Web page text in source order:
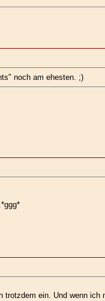
noch am ehesten. ;)
trotzdem ein. Und wenn